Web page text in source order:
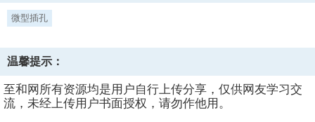
微型插孔
温馨提示：
至和网所有资源均是用户自行上传分享，仅供网友学习交
流，未经上传用户书面授权，请勿作他用。